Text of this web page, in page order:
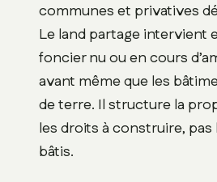
communes et privatives
Le land partage intervient
foncier nu ou en cours
avant même que les
de terre. Il structure la
les droits à construire, pas
bâtis.